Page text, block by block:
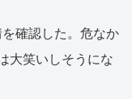
確認した。危なか
大笑いしそうにな